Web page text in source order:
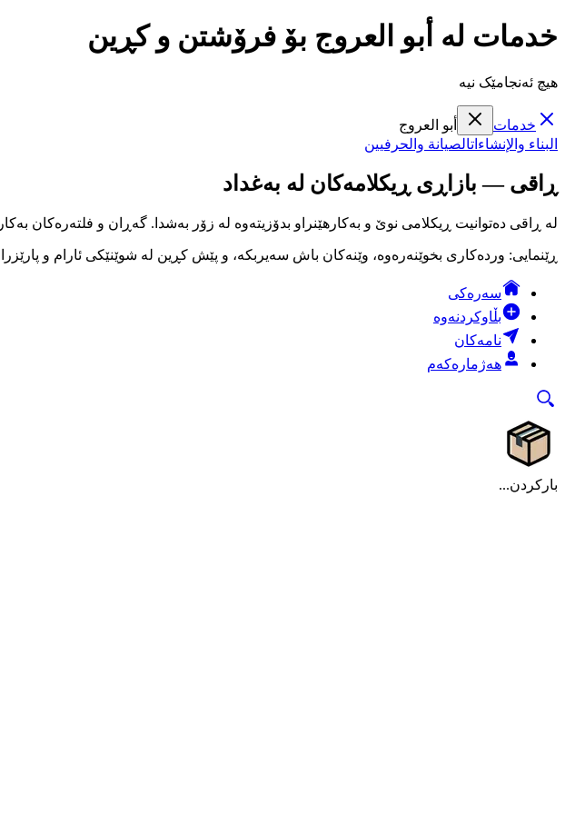
خدمات لە أبو العروج بۆ فرۆشتن و کڕین
هیچ ئەنجامێک نیە
خدمات
أبو العروج
البناء والإنشاءاتالصيانة والحرفيين
ڕاقی — بازاڕی ڕیکلامەکان لە بەغداد
لە ڕاقی دەتوانیت ڕیکلامی نوێ و بەکارهێنراو بدۆزیتەوە لە زۆر بەشدا. گەڕان و فلتەرەکان
ڕێنمایی: وردەکاری بخوێنەرەوە، وێنەکان باش سەیربکە، و پێش کڕین لە شوێنێکی ئارام و
سەرەکی
بڵاوکردنەوە
نامەکان
هەژمارەکەم
بارکردن...